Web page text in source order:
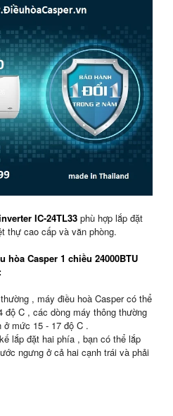
IC-24TL33 phù hợp lắp đặt
thự cao cấp và văn phòng.
hòa Casper 1 chiều 24000BTU
, máy điều hoà Casper có thể
độ C , các dòng máy thông thường
mức 15 - 17 độ C .
lắp đặt hai phía , bạn có thể lắp
ngưng ở cả hai cạnh trái và phải